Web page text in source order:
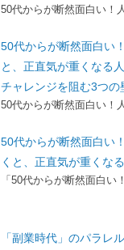
50代からが断然面白い！
50代からが断然面白い
と、正直気が重くなる
チャレンジを阻む3つ
50代からが断然面白い！
50代からが断然面白い
くと、正直気が重くな
「50代からが断然面白い
「副業時代」のパラレ